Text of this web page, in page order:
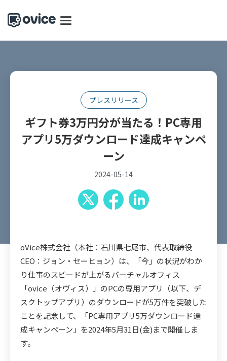
プレスリリース
ギフト券3万円分が当たる！PC専用
アプリ5万ダウンロード達成キャンペ
ーン
2024-05-14
oVice株式会社（本社：石川県七尾市、代表取締役
CEO：ジョン・セーヒョン）は、「今」の状況がわか
り仕事のスピードが上がるバーチャルオフィス
「ovice（オヴィス）」のPCの専用アプリ（以下、デ
スクトップアプリ）のダウンロードが5万件を突破した
ことを記念して、「PC専用アプリ5万ダウンロード達
成キャンペーン」を2024年5月31日(金)まで開催しま
す。